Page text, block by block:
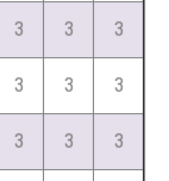
З З
З
З З
З
З З
З